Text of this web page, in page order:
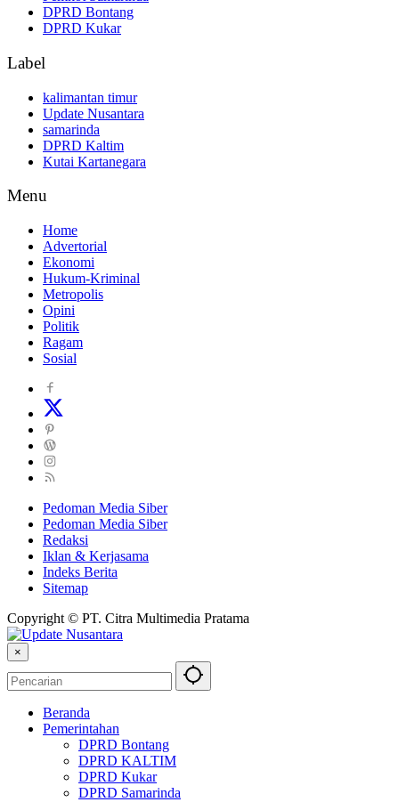
DPRD Bontang
DPRD Kukar
Label
kalimantan timur
Update Nusantara
samarinda
DPRD Kaltim
Kutai Kartanegara
Menu
Home
Advertorial
Ekonomi
Hukum-Kriminal
Metropolis
Opini
Politik
Ragam
Sosial
Pedoman Media Siber
Pedoman Media Siber
Redaksi
Iklan & Kerjasama
Indeks Berita
Sitemap
Copyright © PT. Citra Multimedia Pratama
×
Beranda
Pemerintahan
DPRD Bontang
DPRD KALTIM
DPRD Kukar
DPRD Samarinda